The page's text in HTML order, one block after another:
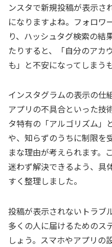
ンスタで新規投稿が表示さ
になりますよね。フォロワ
り、ハッシュタグ検索の結
たりすると、「自分のアカ
も」と不安になってしまう
インスタグラムの表示の仕
アプリの不具合といった技
タ特有の「アルゴリズム」
や、知らずのうちに制限を
まな理由が考えられます。
迷わず解決できるよう、具
すく整理しました。
投稿が表示されないトラブ
多くの人に届けるためのス
しょう。スマホやアプリの